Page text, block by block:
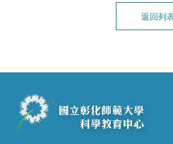
返回列